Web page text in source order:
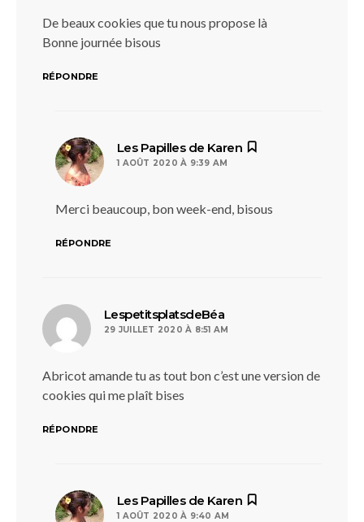
De beaux cookies que tu nous propose là
Bonne journée bisous
RÉPONDRE
Les Papilles de Karen
1 AOÛT 2020 À 9:39 AM
Merci beaucoup, bon week-end, bisous
RÉPONDRE
LespetitsplatsdeBéa
29 JUILLET 2020 À 8:51 AM
Abricot amande tu as tout bon c’est une version de
cookies qui me plaît bises
RÉPONDRE
Les Papilles de Karen
1 AOÛT 2020 À 9:40 AM